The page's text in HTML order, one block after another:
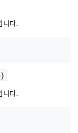
니다.
니다.